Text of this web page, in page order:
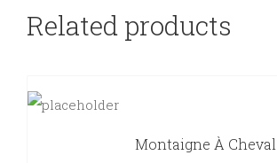
Etats-
Unis
la
Related products
Montaigne À Cheval